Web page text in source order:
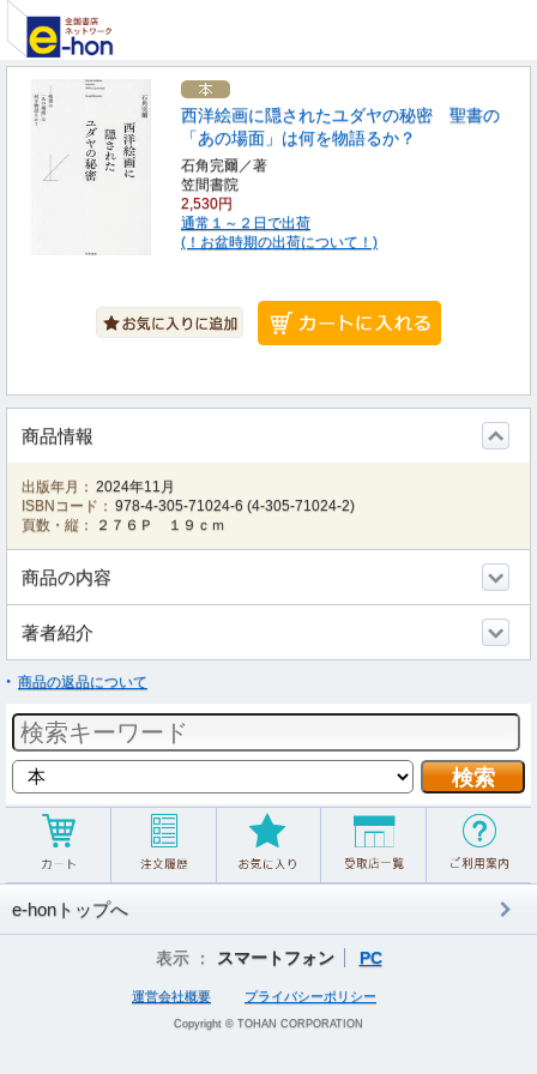
西洋絵画に隠されたユダヤの秘密 聖書の
「あの場面」は何を物語るか？
石角完爾／著
笠間書院
2,530円
通常１～２日で出荷
(！お盆時期の出荷について！)
商品情報
出版年月： 2024年11月
ISBNコード： 978-4-305-71024-6 (4-305-71024-2)
頁数・縦：
２７６Ｐ １９ｃｍ
商品の内容
著者紹介
商品の返品について
e-honトップへ
表示 ： スマートフォン PC
運営会社概要 プライバシーポリシー
Copyright © TOHAN CORPORATION